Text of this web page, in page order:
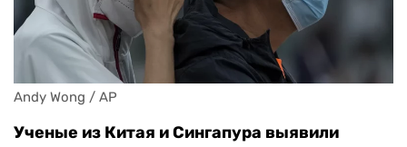
Andy Wong / AP
Ученые из Китая и Сингапура выявили